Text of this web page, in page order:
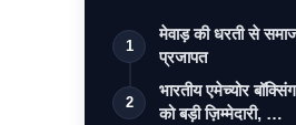
1
मेवाड़ की धरती से
प्रजापत
2
भारतीय एमेच्योर
को बड़ी ज़िम्मेदारी, …